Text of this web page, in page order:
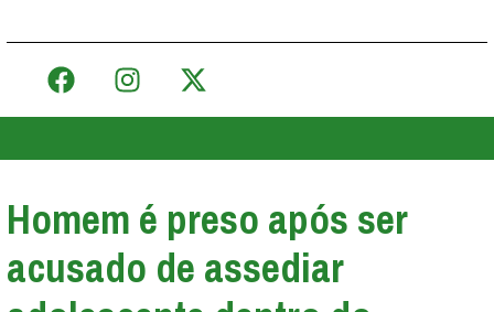
Homem é preso após ser
acusado de assediar